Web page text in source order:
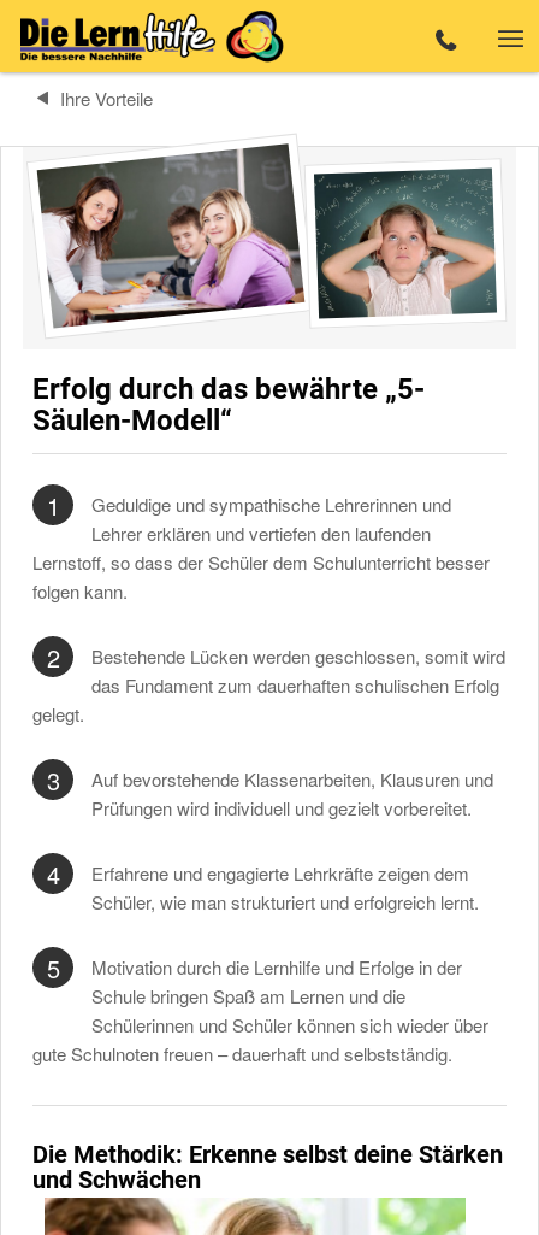
Ihre Vorteile
Erfolg durch das bewährte „5-
Säulen-Modell“
1
Geduldige und sympathische Lehrerinnen und
Lehrer erklären und vertiefen den laufenden
Lernstoff, so dass der Schüler dem Schulunterricht besser
folgen kann.
2
Bestehende Lücken werden geschlossen, somit wird
das Fundament zum dauerhaften schulischen Erfolg
gelegt.
3
Auf bevorstehende Klassenarbeiten, Klausuren und
Prüfungen wird individuell und gezielt vorbereitet.
4
Erfahrene und engagierte Lehrkräfte zeigen dem
Schüler, wie man strukturiert und erfolgreich lernt.
5
Motivation durch die Lernhilfe und Erfolge in der
Schule bringen Spaß am Lernen und die
Schülerinnen und Schüler können sich wieder über
gute Schulnoten freuen – dauerhaft und selbstständig.
Die Methodik: Erkenne selbst deine Stärken
und Schwächen